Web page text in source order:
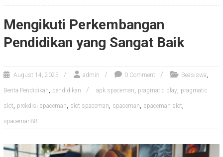
Mengikuti Perkembangan
Pendidikan yang Sangat Baik
August 14, 2025 admin 0 Comment Beasiswa
Berita Pendidikan pendidikan apk spaceman pragmatic play, pragmatic
slot prekdisi spaceman slot spaceman spaceman spaceman slot
spaceman88